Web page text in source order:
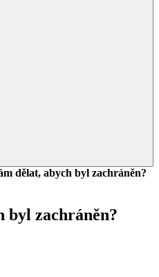
dělat, abych byl zachráněn?
byl zachráněn?